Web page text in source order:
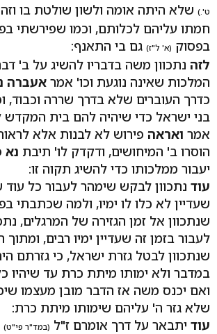
ט'.) שלא היתה אומה ולשון שולטת בו
חמתו עליהם לכלותם, וכמו שפירשתי
בפסוק (א' ל"ז) גם בי התאנף:
לזה נתכוון משה בדבריו להשיג על ב'
המלכות שאינה נוגעת וכו' אמר אעברה
כדרך העוברים שלא בדרך שררה וכבוד,
בני ישראל כדי שיהיה להם בית המקדש
אמר ואראה פירוש לא לבנות אלא
הוסרו ב' המיחושים, ודקדק לו' תיבת נא
יעבור ממלכותו כדי להשיג תקוה זו:
עוד נתכוון לבקש שימהר לעבור כל
שעדיין לא כלו לו ימיו, ולמה שכתבתי
שנתכוון אל זמן הגזירה של המרגלים,
לעבור בזמן זה שעדיין ימיו רבים,
שנתכוון לבטל גזרת ישראל, כי גזרתם
במדבר ולא ימותו מיתת כרת עד שיהיו
ואם יכנס משה אז הדבר מובן מעצמו
שלא גזר ה' עליהם שימותו מיתת כרת:
עוד יתבאר על דרך אומרם ז"ל (במד"ר פי"ט)